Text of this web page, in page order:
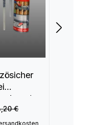
und
€